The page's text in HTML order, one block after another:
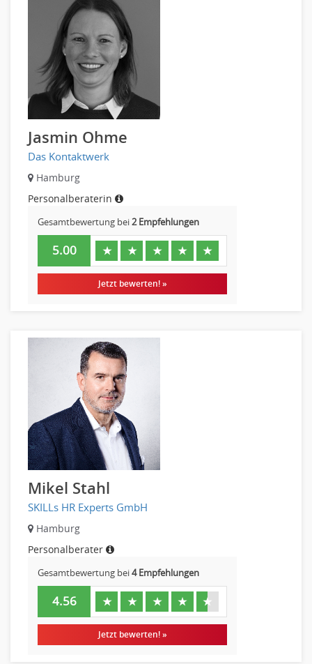
Pharmaberater
Pre-Sales
Telesales
Verkauf (Handel)
Jasmin Ohme
Das Kontaktwerk
Hamburg
Personalberaterin
Gesamtbewertung bei2 Empfehlungen
5.00 ★ ★ ★ ★ ★
Jetzt bewerten! »
Mikel Stahl
SKILLs HR Experts GmbH
Hamburg
Personalberater
Gesamtbewertung bei4 Empfehlungen
4.56 ★ ★ ★ ★ ★
Jetzt bewerten! »